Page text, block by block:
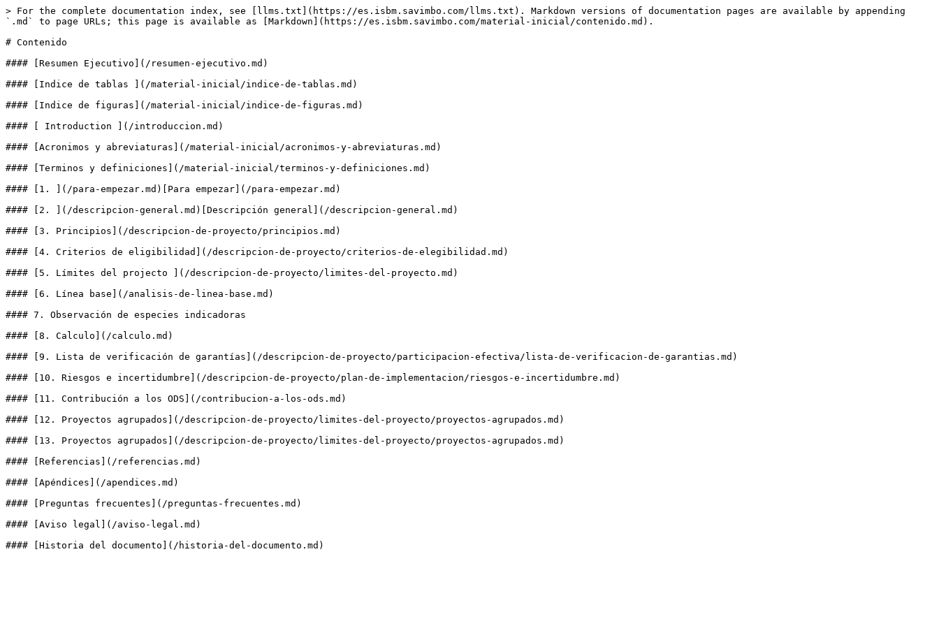
> For the complete documentation index, see [llms.txt](https://es.isbm.savimbo.com/llms.txt). Markdown versions of documentation pages are available by appending
`.md` to page URLs; this page is available as [Markdown](https://es.isbm.savimbo.com/material-inicial/contenido.md).
# Contenido
#### [Resumen Ejecutivo](/resumen-ejecutivo.md)
#### [Indice de tablas ](/material-inicial/indice-de-tablas.md)
#### [Indice de figuras](/material-inicial/indice-de-figuras.md)
#### [ Introduction ](/introduccion.md)
#### [Acronimos y abreviaturas](/material-inicial/acronimos-y-abreviaturas.md)
#### [Terminos y definiciones](/material-inicial/terminos-y-definiciones.md)
#### [1. ](/para-empezar.md)[Para empezar](/para-empezar.md)
#### [2. ](/descripcion-general.md)[Descripción general](/descripcion-general.md)
#### [3. Principios](/descripcion-de-proyecto/principios.md)
#### [4. Criterios de eligibilidad](/descripcion-de-proyecto/criterios-de-elegibilidad.md)
#### [5. Límites del projecto ](/descripcion-de-proyecto/limites-del-proyecto.md)
#### [6. Línea base](/analisis-de-linea-base.md)
#### 7. Observación de especies indicadoras
#### [8. Calculo](/calculo.md)
#### [9. Lista de verificación de garantías](/descripcion-de-proyecto/participacion-efectiva/lista-de-verificacion-de-garantias.md)
#### [10. Riesgos e incertidumbre](/descripcion-de-proyecto/plan-de-implementacion/riesgos-e-incertidumbre.md)
#### [11. Contribución a los ODS](/contribucion-a-los-ods.md)
#### [12. Proyectos agrupados](/descripcion-de-proyecto/limites-del-proyecto/proyectos-agrupados.md)
#### [13. Proyectos agrupados](/descripcion-de-proyecto/limites-del-proyecto/proyectos-agrupados.md)
#### [Referencias](/referencias.md)
#### [Apéndices](/apendices.md)
#### [Preguntas frecuentes](/preguntas-frecuentes.md)
#### [Aviso legal](/aviso-legal.md)